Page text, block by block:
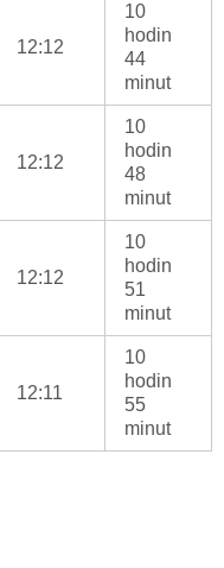
12:12
10
hodin
44
minut
12:12
10
hodin
48
minut
12:12
10
hodin
51
minut
12:11
10
hodin
55
minut